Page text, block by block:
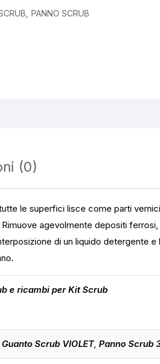
PANNO SCRUB
(0)
le superfici lisce come parti
agevolmente depositi
di un liquido detergente
e ricambi per Kit Scrub
Guanto Scrub VIOLET, Panno Scrub